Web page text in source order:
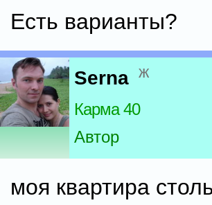
Есть варианты?
Serna ж
Карма 40
Автор
моя квартира